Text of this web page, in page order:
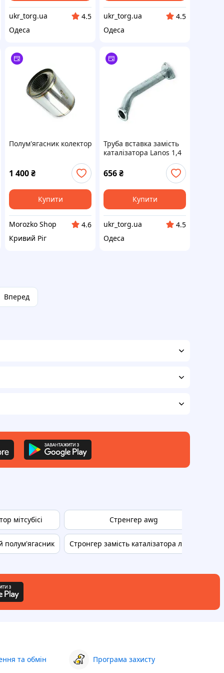
ukr_torg.ua
4.5
Одеса
ukr_torg.ua
4.5
Одеса
(Walline)
115х100 нержавіюча сталь (Walline)
Полум'ягасник колекторний 100х120 нержавіюча сталь
1 400₴
Купити
Morozko Shop
4.6
Кривий Ріг
Труба вставка замість
каталізатора Lanos 1,4
656₴
Купити
ukr_torg.ua
4.5
Одеса
Вперед
мітсубісі
полум'ягасник
Стренгер awg
Стронгер замість каталізатора ланос
та обмін Програма захисту